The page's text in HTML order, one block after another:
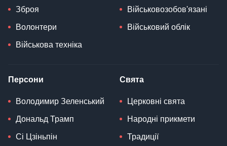
Зброя
Волонтери
Військова техніка
Військовозобов'язані
Військовий облік
Персони
Володимир Зеленський
Дональд Трамп
Сі Цзіньпін
Свята
Церковні свята
Народні прикмети
Традиції